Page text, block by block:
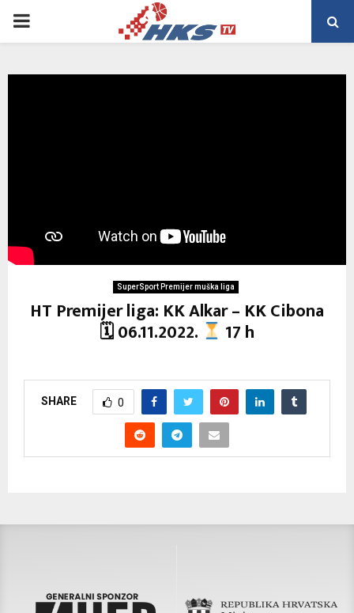
PRIMARY
SuperSport Premijer muška liga
HT Premijer liga: KK Alkar – KK Cibona
🗓 06.11.2022. 17 h
SHARE 0